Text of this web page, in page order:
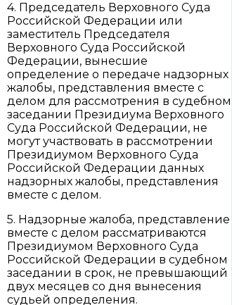
4. Председатель Верховного Суда
Российской Федерации или
заместитель Председателя
Верховного Суда Российской
Федерации, вынесшие
определение о передаче надзорных
жалобы, представления вместе с
делом для рассмотрения в судебном
заседании Президиума Верховного
Суда Российской Федерации, не
могут участвовать в рассмотрении
Президиумом Верховного Суда
Российской Федерации данных
надзорных жалобы, представления
вместе с делом.
5. Надзорные жалоба, представление
вместе с делом рассматриваются
Президиумом Верховного Суда
Российской Федерации в судебном
заседании в срок, не превышающий
двух месяцев со дня вынесения
судьей определения.